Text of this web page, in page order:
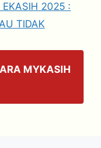
2025 :
TIDAK
MYKASIH